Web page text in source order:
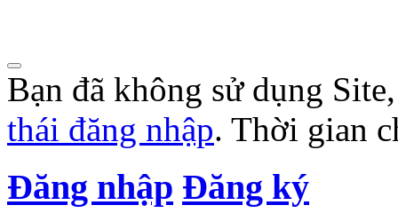
Bạn đã không sử dụng
thái đăng nhập. Thời gian
Đăng nhập Đăng ký